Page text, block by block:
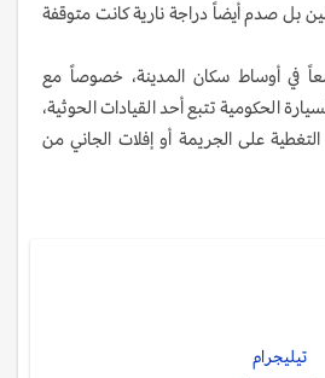
بل صدم أيضاً دراجة نارية كانت متوقفة
في أوساط سكان المدينة، خصوصاً مع
الحكومية تتبع أحد القيادات الحوثية،
على الجريمة أو إفلات الجاني من
تيليجرام